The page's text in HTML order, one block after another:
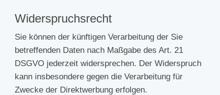
Widerspruchsrecht
Sie können der künftigen Verarbeitung der Sie
betreffenden Daten nach Maßgabe des Art. 21
DSGVO jederzeit widersprechen. Der Widerspruch
kann insbesondere gegen die Verarbeitung für
Zwecke der Direktwerbung erfolgen.